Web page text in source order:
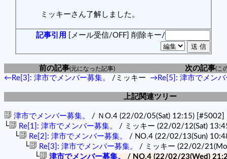
ミッキーさん了解しました。
記事引用 [メール受信/OFF] 削除キー/
前の記事(元になった記事) 次の記事(こ
←Re[3]: 津市でメンバー募集。 /ミッキー →Re[5]: 津市でメンバ
上記関連ツリー
津市でメンバー募集。 / ＮO.4 (22/02/05(Sat) 12:15) [#5002]
└ Re[1]: 津市でメンバー募集。 / ミッキー (22/02/12(Sat)
└ Re[2]: 津市でメンバー募集。 / NO.4 (22/02/13(Sun)
└ Re[3]: 津市でメンバー募集。 / ミッキー (22/02/
└ 津市でメンバー募集。 / NO.4 (22/02/23(Wed)